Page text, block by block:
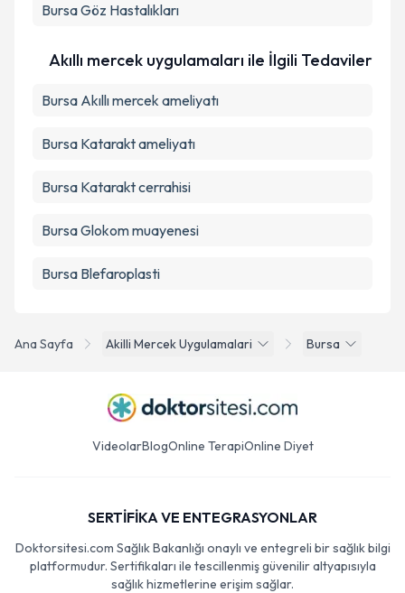
Ana Sayfa Akilli Mercek Uygulamalari Bursa
Bursa Göz Hastalıkları
Akıllı mercek uygulamaları ile İlgili Tedaviler
Bursa Akıllı mercek ameliyatı
Bursa Katarakt ameliyatı
Bursa Katarakt cerrahisi
Bursa Glokom muayenesi
Bursa Blefaroplasti
VideolarBlogOnline TerapiOnline Diyet
SERTİFİKA VE ENTEGRASYONLAR
Doktorsitesi.com Sağlık Bakanlığı onaylı ve entegreli bir sağlık bilgi
platformudur. Sertifikaları ile tescillenmiş güvenilir altyapısıyla
sağlık hizmetlerine erişim sağlar.